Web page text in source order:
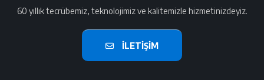
60 yıllık tecrübemiz, teknolojimiz ve kalitemizle hizmetinizdeyiz.
İLETIŞIM